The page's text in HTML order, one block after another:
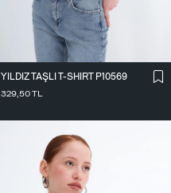
YILDIZ TAŞLI T-SHIRT P10569
329,50TL